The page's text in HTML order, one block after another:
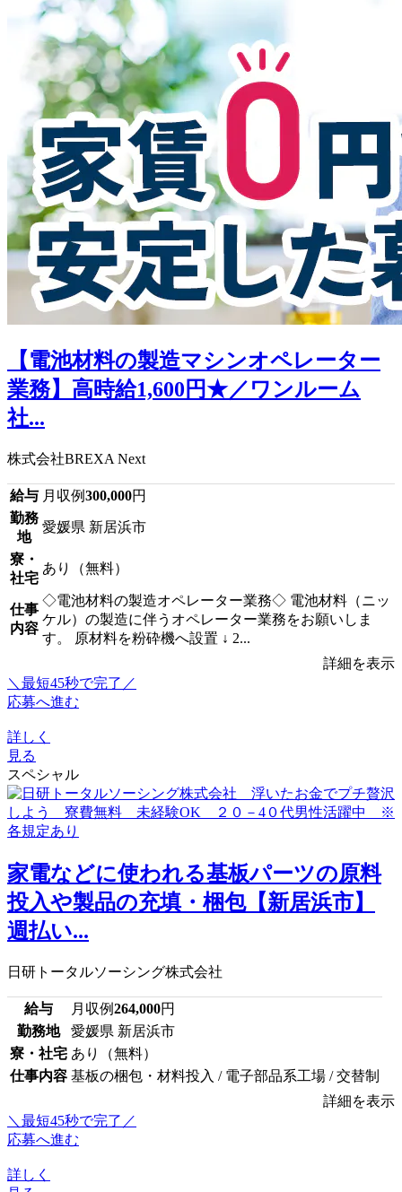
【電池材料の製造マシンオペレーター
業務】高時給1,600円★／ワンルーム
社...
株式会社BREXA Next
給与 月収例300,000円
勤務
地
愛媛県 新居浜市
寮・
社宅
あり（無料）
仕事
内容
◇電池材料の製造オペレーター業務◇ 電池材料（ニッ
ケル）の製造に伴うオペレーター業務をお願いしま
す。 原材料を粉砕機へ設置 ↓ 2...
詳細を表示
＼最短45秒で完了／
応募へ進む
詳しく
見る
スペシャル
家電などに使われる基板パーツの原料
投入や製品の充填・梱包【新居浜市】
週払い...
日研トータルソーシング株式会社
給与 月収例264,000円
勤務地
愛媛県 新居浜市
寮・社宅 あり（無料）
仕事内容 基板の梱包・材料投入 / 電子部品系工場 / 交替制
詳細を表示
＼最短45秒で完了／
応募へ進む
詳しく